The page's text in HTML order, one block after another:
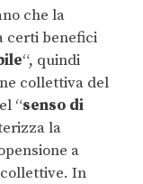
che la
certi benefici
“, quindi
collettiva del
“senso di
la
a
In